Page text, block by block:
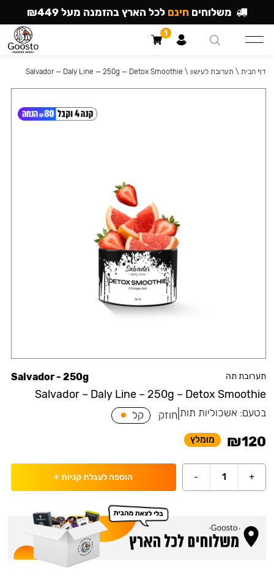
תערובת תה
Salvador – Daly Line – 250g – Detox Smoothie
Salvador - 250g
בטעם: אשכוליות תות חוזק קל
₪120 מומלץ
+
1
- הוספה לעגלת קניות +
דף הבית \ תערובת לעישון \
Salvador — Daly Line — 250g — Detox Smoothie
משלוחים חינם לכל הארץ בהזמנה מעל ₪449
1